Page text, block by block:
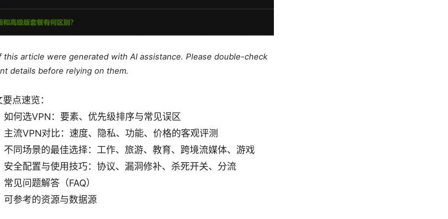
this article were generated with AI assistance. Please double-check
details before relying on them.
点速览：
如何选VPN：要素、优先级排序与常见误区
主流VPN对比：速度、隐私、功能、价格的客观评测
不同场景的最佳选择：工作、旅游、教育、跨境流媒体、游戏
安全配置与使用技巧：协议、漏洞修补、杀死开关、分流
常见问题解答（FAQ）
可参考的资源与数据源